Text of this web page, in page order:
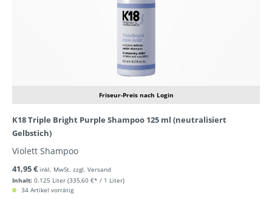
Friseur-Preis nach Login
K18 Triple Bright Purple Shampoo 125 ml (neutralisiert
Gelbstich)
Violett Shampoo
Inhalt: 0.125 Liter (335,60 €* / 1 Liter)
41,95 € inkl. MwSt. zzgl. Versand
34 Artikel vorrätig